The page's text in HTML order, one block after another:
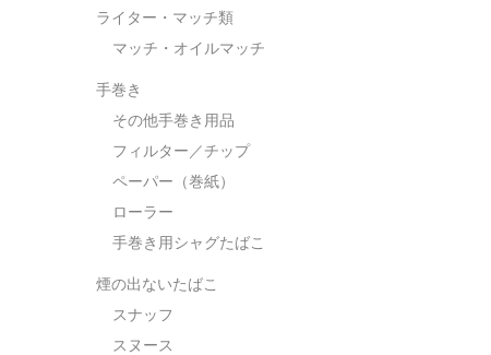
ライター・マッチ類
マッチ・オイルマッチ
手巻き
その他手巻き用品
フィルター／チップ
ペーパー（巻紙）
ローラー
手巻き用シャグたばこ
煙の出ないたばこ
スナッフ
スヌース